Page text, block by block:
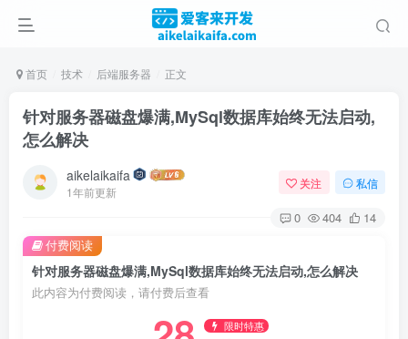
首页 技术 后端服务器 正文
针对服务器磁盘爆满,MySql数据库始终无法启动,
怎么解决
aikelaikaifa
1年前更新
关注 私信
0 404 14
针对服务器磁盘爆满,MySql数据库始终无法启动,怎么解决
此内容为付费阅读，请付费后查看
限时特惠
付费阅读